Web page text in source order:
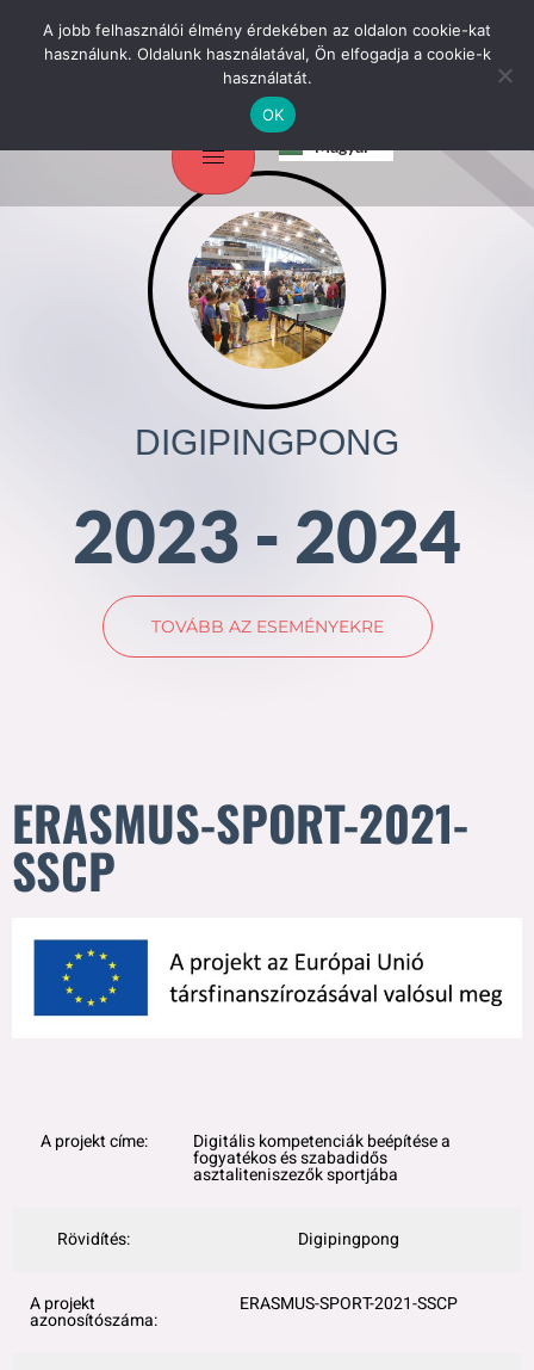
Magyar
English
DIGIPINGPONG
2023 - 2024
TOVÁBB AZ ESEMÉNYEKRE
ERASMUS-SPORT-2021-
SSCP
A projekt címe: Digitális kompetenciák beépítése a
fogyatékos és szabadidős
asztaliteniszezők sportjába
Rövidítés: Digipingpong
A projekt
azonosítószáma:
ERASMUS-SPORT-2021-SSCP
A jobb felhasználói élmény érdekében az oldalon cookie-kat
használunk. Oldalunk használatával, Ön elfogadja a cookie-k
használatát.
OK